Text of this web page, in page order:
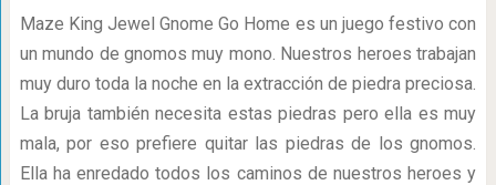
Maze King Jewel Gnome Go Home es un juego festivo con
un mundo de gnomos muy mono. Nuestros heroes trabajan
muy duro toda la noche en la extracción de piedra preciosa.
La bruja también necesita estas piedras pero ella es muy
mala, por eso prefiere quitar las piedras de los gnomos.
Ella ha enredado todos los caminos de nuestros heroes y